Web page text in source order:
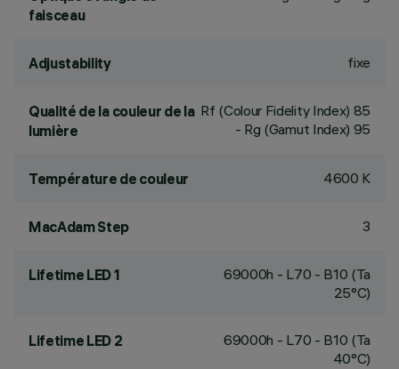
faisceau
Adjustability fixe
Qualité de la couleur de la
lumière
Rf (Colour Fidelity Index) 85
- Rg (Gamut Index) 95
Température de couleur 4600 K
MacAdam Step 3
Lifetime LED 1
69000h - L70 - B10 (Ta
25°C)
Lifetime LED 2
69000h - L70 - B10 (Ta
40°C)